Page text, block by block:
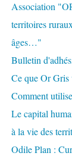
Association
territoires
âges…"
Bulletin
Ce que Or Gris
Comment
Le capital
à la vie des
Odile Plan :